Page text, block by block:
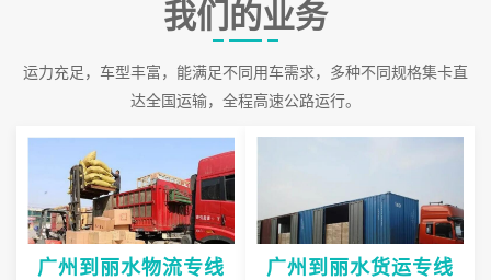
我们的业务
运力充足，车型丰富，能满足不同用车需求，多种不同规格集卡直
达全国运输，全程高速公路运行。
广州到丽水物流专线 广州到丽水货运专线